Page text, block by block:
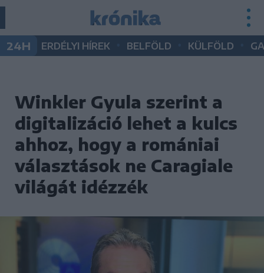
24H ERDÉLYI HÍREK BELFÖLD KÜLFÖLD
Winkler Gyula szerint a
digitalizáció lehet a kulcs
ahhoz, hogy a romániai
választások ne Caragiale
világát idézzék